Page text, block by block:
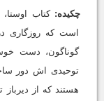
چکیده: کتاب
است که روزگاری
گوناگون، دست
توحیدی اش دور
هستند که از